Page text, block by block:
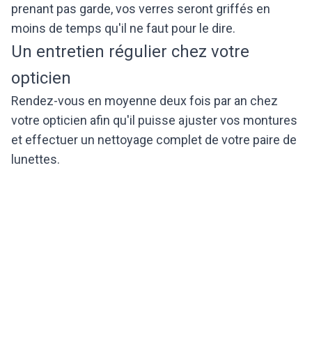
prenant pas garde, vos verres seront griffés en
moins de temps qu'il ne faut pour le dire.
Un entretien régulier chez votre
opticien
Rendez-vous en moyenne deux fois par an chez
votre opticien afin qu'il puisse ajuster vos montures
et effectuer un nettoyage complet de votre paire de
lunettes.